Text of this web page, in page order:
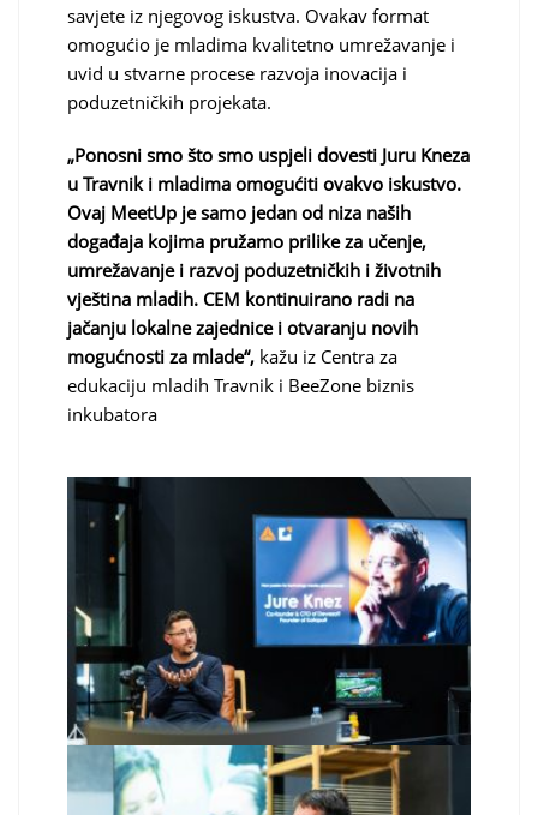
savjete iz njegovog iskustva. Ovakav format
omogućio je mladima kvalitetno umrežavanje i
uvid u stvarne procese razvoja inovacija i
poduzetničkih projekata.
„Ponosni smo što smo uspjeli dovesti Juru Kneza
u Travnik i mladima omogućiti ovakvo iskustvo.
Ovaj MeetUp je samo jedan od niza naših
događaja kojima pružamo prilike za učenje,
umrežavanje i razvoj poduzetničkih i životnih
vještina mladih. CEM kontinuirano radi na
jačanju lokalne zajednice i otvaranju novih
mogućnosti za mlade“, kažu iz Centra za
edukaciju mladih Travnik i BeeZone biznis
inkubatora